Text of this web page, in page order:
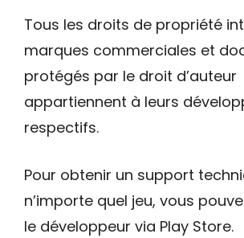
Tous les droits de propriété
marques commerciales et
protégés par le droit d’auteur
appartiennent à leurs
respectifs.
Pour obtenir un support
n’importe quel jeu, vous
le développeur via Play Store.